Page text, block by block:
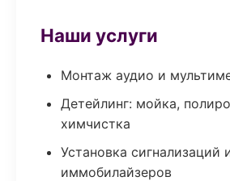
Наши услуги
Монтаж аудио и
Детейлинг: мойка,
химчистка
Установка сигнализаций
иммобилайзеров